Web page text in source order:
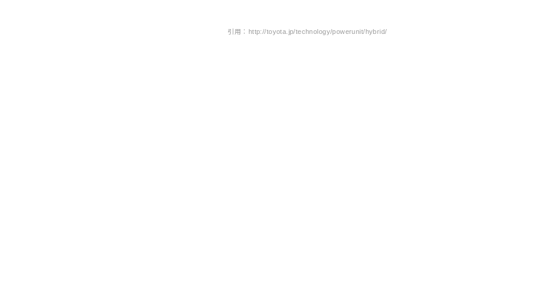
引用：http://toyota.jp/technology/powerunit/hybrid/